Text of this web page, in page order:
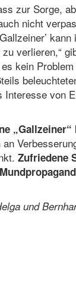
zur Sorge,
nicht
verlieren,“
kein
von
„Gallzeiner“
Zufriedene
und